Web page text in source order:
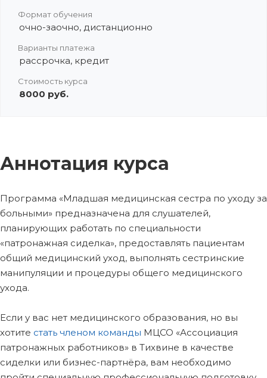
Формат обучения
очно-заочно, дистанционно
Варианты платежа
рассрочка, кредит
Стоимость курса
8000 руб.
Аннотация курса
Программа «Младшая медицинская сестра по уходу за
больными» предназначена для слушателей,
планирующих работать по специальности
«патронажная сиделка», предоставлять пациентам
общий медицинский уход, выполнять сестринские
манипуляции и процедуры общего медицинского
ухода.
Если у вас нет медицинского образования, но вы
хотите стать членом команды МЦСО «Ассоциация
патронажных работников» в Тихвине в качестве
сиделки или бизнес-партнёра, вам необходимо